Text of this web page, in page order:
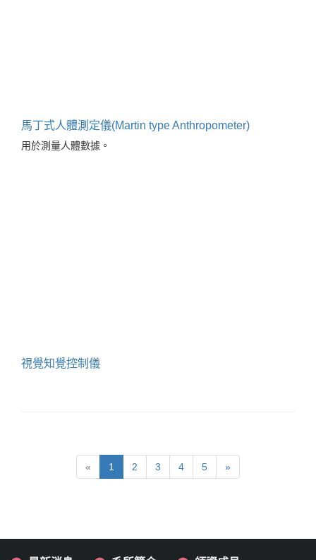
馬丁式人體測定儀(Martin type Anthropometer)
用於測量人體數據。
視覺知覺控制儀
« 1 2 3 4 5 »